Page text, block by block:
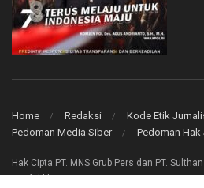
Home Redaksi
Kode Etik
Pedoman Media Siber
Pedoman Hak
Hak Cipta PT. MNS Grub Pers dan PT.
@infoklik.co